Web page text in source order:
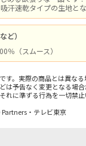
汗速乾タイプの生地とな
ど）
％（スムース）
。実際の商品とは異なる
予告なく変更となる場合
に準ずる行為を一切禁止
・テレビ東京